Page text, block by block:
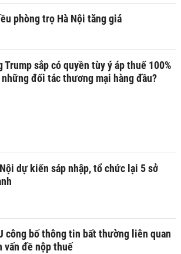
phòng trọ Hà Nội tăng giá
Trump sắp có quyền tùy ý áp thuế 100%
những đối tác thương mại hàng đầu?
dự kiến sáp nhập, tổ chức lại 5 sở
công bố thông tin bất thường liên quan
vấn đề nộp thuế